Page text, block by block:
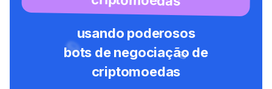
usando poderosos
bots de negociação de
criptomoedas